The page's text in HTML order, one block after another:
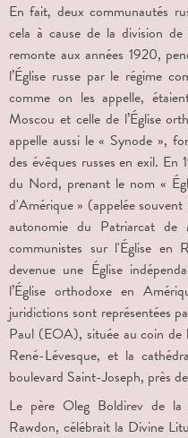
En fait, deux communautés
cela à cause de la division de
remonte aux années 1920,
l’Église russe par le régime
comme on les appelle,
Moscou et celle de l’Église
appelle aussi le « Synode »,
des évêques russes en exil. En
du Nord, prenant le nom «
d'Amérique » (appelée
autonomie du Patriarcat de
communistes sur l'Église en
devenue une Église
l’Église orthodoxe en
juridictions sont représentées
Paul (EOA), située au coin de
René-Lévesque, et la
boulevard Saint-Joseph, près
Le père Oleg Boldirev de
Rawdon, célébrait la Divine